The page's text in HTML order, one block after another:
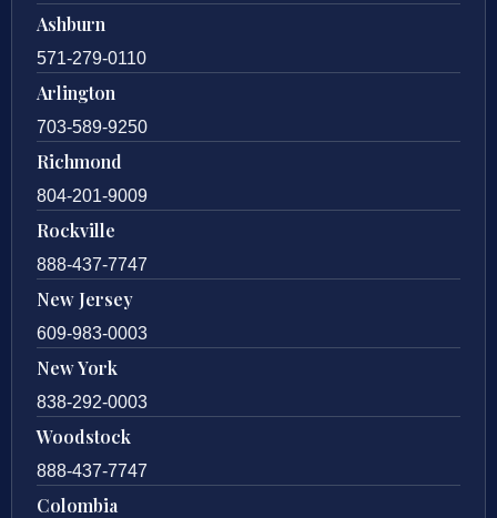
Ashburn
571-279-0110
Arlington
703-589-9250
Richmond
804-201-9009
Rockville
888-437-7747
New Jersey
609-983-0003
New York
838-292-0003
Woodstock
888-437-7747
Colombia